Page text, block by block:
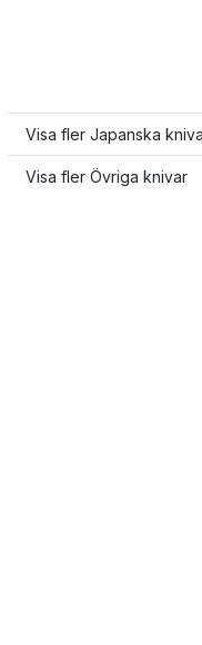
Visa fler Japanska
Visa fler Övriga knivar